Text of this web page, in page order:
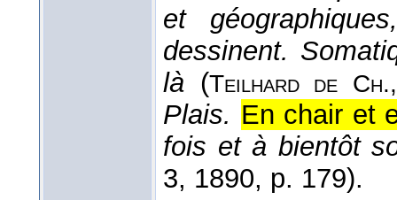
et
dessinent.
là (Teilhard de Ch.,
Plais. En chair et
fois et à bientôt
3, 1890, p. 179).